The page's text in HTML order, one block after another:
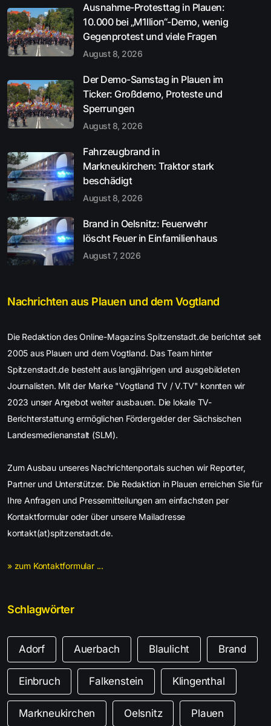
Ausnahme-Protesttag in Plauen:
10.000 bei „M1llion“-Demo, wenig
Gegenprotest und viele Fragen
August 8, 2026
Der Demo-Samstag in Plauen im
Ticker: Großdemo, Proteste und
Sperrungen
August 8, 2026
Fahrzeugbrand in
Markneukirchen: Traktor stark
beschädigt
August 8, 2026
Brand in Oelsnitz: Feuerwehr
löscht Feuer in Einfamilienhaus
August 7, 2026
Nachrichten aus Plauen und dem Vogtland
Die Redaktion des Online-Magazins Spitzenstadt.de berichtet seit
2005 aus Plauen und dem Vogtland. Das Team hinter
Spitzenstadt.de besteht aus langjährigen und ausgebildeten
Journalisten. Mit der Marke "Vogtland TV / V.TV" konnten wir
2023 unser Angebot weiter ausbauen. Die lokale TV-
Berichterstattung ermöglichen Fördergelder der Sächsischen
Landesmedienanstalt (SLM).
Zum Ausbau unseres Nachrichtenportals suchen wir Reporter,
Partner und Unterstützer. Die Redaktion in Plauen erreichen Sie für
Ihre Anfragen und Pressemitteilungen am einfachsten per
Kontaktformular oder über unsere Mailadresse
kontakt(at)spitzenstadt.de.
» zum Kontaktformular ...
Schlagwörter
Adorf Auerbach Blaulicht Brand
Einbruch Falkenstein Klingenthal
Markneukirchen Oelsnitz Plauen